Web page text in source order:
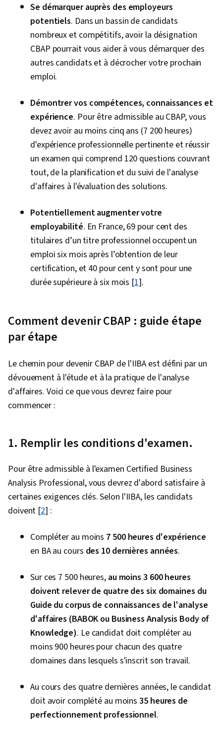
Modélisation d'entreprise, Études de cas,
Analyse des besoins, Témoignage de
l'utilisateur, Élicitation des exigences, Analyse
financière, Facilitation de la discussion,
Collaboration, Communication, Modélisation
des parties prenantes, Planification,
Adaptabilité, Favoriser l'engagement,
Établissement de priorités, Analyse des
performances, Amélioration des processus,
Jira (Logiciel), Prise de décision fondée sur des
données, Exploration de données, Arriérés,
Méthodologie agile
Se démarquer auprès des employeurs
potentiels. Dans un bassin de candidats
nombreux et compétitifs, avoir la désignation
CBAP pourrait vous aider à vous démarquer des
autres candidats et à décrocher votre prochain
emploi.
Démontrer vos compétences, connaissances et
expérience. Pour être admissible au CBAP, vous
devez avoir au moins cinq ans (7 200 heures)
d'expérience professionnelle pertinente et réussir
un examen qui comprend 120 questions couvrant
tout, de la planification et du suivi de l'analyse
d'affaires à l'évaluation des solutions.
Potentiellement augmenter votre
employabilité. En France, 69 pour cent des
titulaires d’un titre professionnel occupent un
emploi six mois après l’obtention de leur
certification, et 40 pour cent y sont pour une
durée supérieure à six mois [1].
Comment devenir CBAP : guide étape
par étape
Le chemin pour devenir CBAP de l'IIBA est défini par un
dévouement à l'étude et à la pratique de l'analyse
d'affaires. Voici ce que vous devrez faire pour
commencer :
1. Remplir les conditions d'examen.
Pour être admissible à l'examen Certified Business
Analysis Professional, vous devrez d'abord satisfaire à
certaines exigences clés. Selon l'IIBA, les candidats
doivent [2] :
Compléter au moins 7 500 heures d'expérience
en BA au cours des 10 dernières années.
Sur ces 7 500 heures, au moins 3 600 heures
doivent relever de quatre des six domaines du
Guide du corpus de connaissances de l'analyse
d'affaires (BABOK ou Business Analysis Body of
Knowledge). Le candidat doit compléter au
moins 900 heures pour chacun des quatre
domaines dans lesquels s'inscrit son travail.
Au cours des quatre dernières années, le candidat
doit avoir complété au moins35 heures de
perfectionnement professionnel.